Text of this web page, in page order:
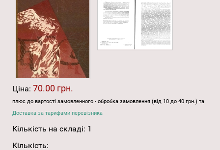
Ціна: 70.00 грн.
плюс до вартості замовленного - обробка замовлення (від 10 до 40 грн.) та
Доставка за тарифами перевізника
Кількість на складі: 1
Кількість: